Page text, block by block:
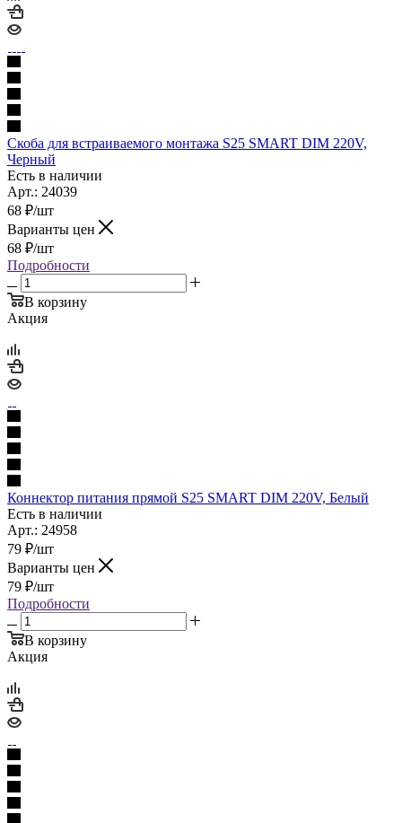
Скоба для встраиваемого монтажа S25 SMART DIM 220V,
Черный
Есть в наличии
Арт.: 24039
68 ₽/шт
Варианты цен
68 ₽/шт
Подробности
В корзину
Акция
Коннектор питания прямой S25 SMART DIM 220V, Белый
Есть в наличии
Арт.: 24958
79 ₽/шт
Варианты цен
79 ₽/шт
Подробности
В корзину
Акция